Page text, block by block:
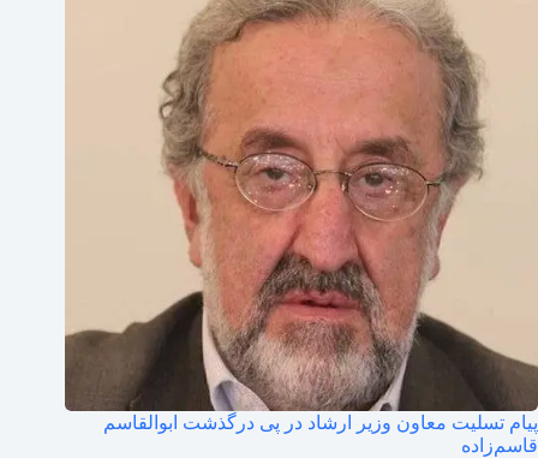
پیام تسلیت معاون وزیر ارشاد در پی درگذشت ابوالقاسم
قاسم‌زاده